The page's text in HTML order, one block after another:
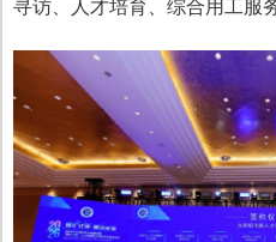
寻访、人才培育、综合用工服